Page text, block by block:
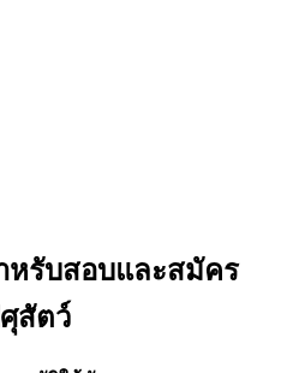
หรับสอบและสมัคร
สัตว์